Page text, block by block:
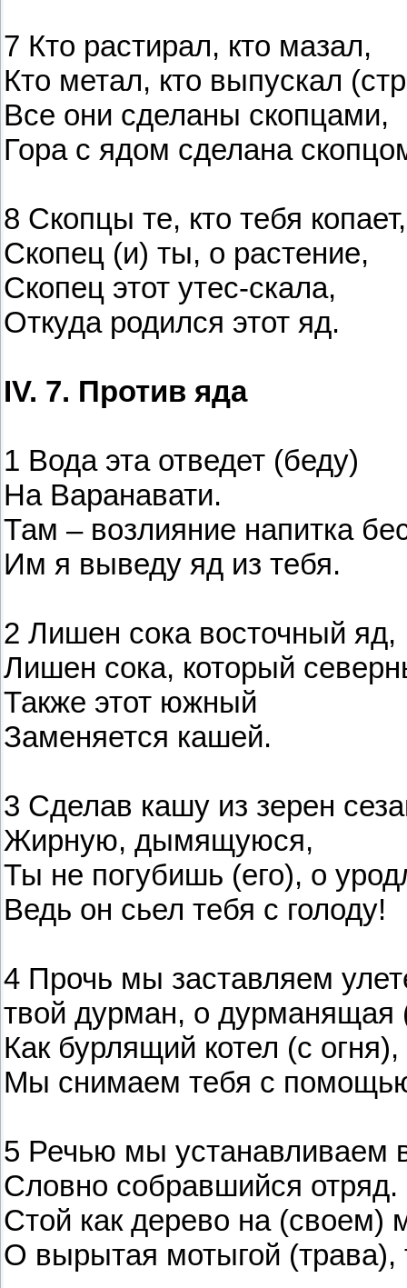
7 Кто растирал, кто мазал,
Кто метал, кто выпускал
Все они сделаны скопцами,
Гора с ядом сделана
8 Скопцы те, кто тебя копает,
Скопец (и) ты, о растение,
Скопец этот утес-скала,
Откуда родился этот яд.
IV. 7. Против яда
1 Вода эта отведет (беду)
На Варанавати.
Там – возлияние напитка
Им я выведу яд из тебя.
2 Лишен сока восточный яд,
Лишен сока, который
Также этот южный
Заменяется кашей.
3 Сделав кашу из зерен
Жирную, дымящуюся,
Ты не погубишь (его), о
Ведь он сьел тебя с голоду!
4 Прочь мы заставляем
твой дурман, о дурманящая
Как бурлящий котел (с огня),
Мы снимаем тебя с
5 Речью мы устанавливаем
Словно собравшийся отряд.
Стой как дерево на (своем)
О вырытая мотыгой (трава),